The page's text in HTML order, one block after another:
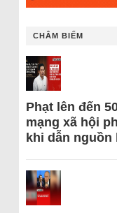
CHÂM BIẾM
Phạt lên đến
mạng xã hội
khi dẫn nguồn